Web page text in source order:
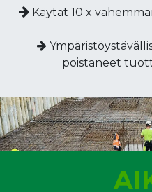
Käytät 10 x
poistaneet